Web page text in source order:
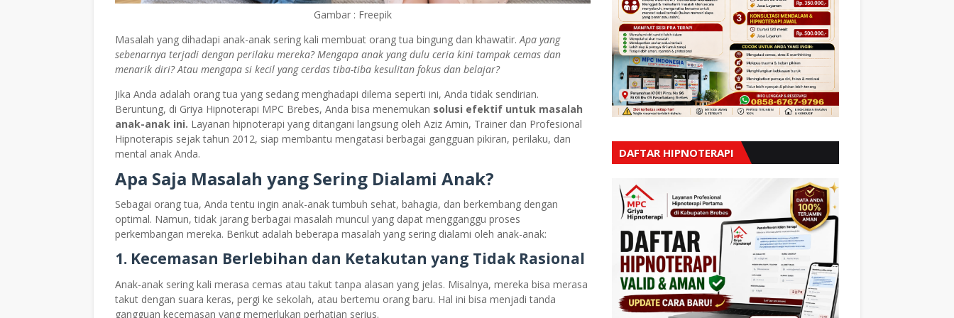
Gambar : Freepik
Masalah yang dihadapi anak-anak sering kali membuat orang tua bingung dan khawatir.Apa yang
sebenarnya terjadi dengan perilaku mereka? Mengapa anak yang dulu ceria kini tampak cemas dan
menarik diri? Atau mengapa si kecil yang cerdas tiba-tiba kesulitan fokus dan belajar?
Jika Anda adalah orang tua yang sedang menghadapi dilema seperti ini, Anda tidak sendirian.
Beruntung, di Griya Hipnoterapi MPC Brebes, Anda bisa menemukan solusi efektif untuk masalah
anak-anak ini. Layanan hipnoterapi yang ditangani langsung oleh Aziz Amin, Trainer dan Profesional
Hipnoterapis sejak tahun 2012, siap membantu mengatasi berbagai gangguan pikiran, perilaku, dan
mental anak Anda.
Apa Saja Masalah yang Sering Dialami Anak?
Sebagai orang tua, Anda tentu ingin anak-anak tumbuh sehat, bahagia, dan berkembang dengan
optimal. Namun, tidak jarang berbagai masalah muncul yang dapat mengganggu proses
perkembangan mereka. Berikut adalah beberapa masalah yang sering dialami oleh anak-anak:
1. Kecemasan Berlebihan dan Ketakutan yang Tidak Rasional
Anak-anak sering kali merasa cemas atau takut tanpa alasan yang jelas. Misalnya, mereka bisa merasa
takut dengan suara keras, pergi ke sekolah, atau bertemu orang baru. Hal ini bisa menjadi tanda
gangguan kecemasan yang memerlukan perhatian serius.
DAFTAR HIPNOTERAPI